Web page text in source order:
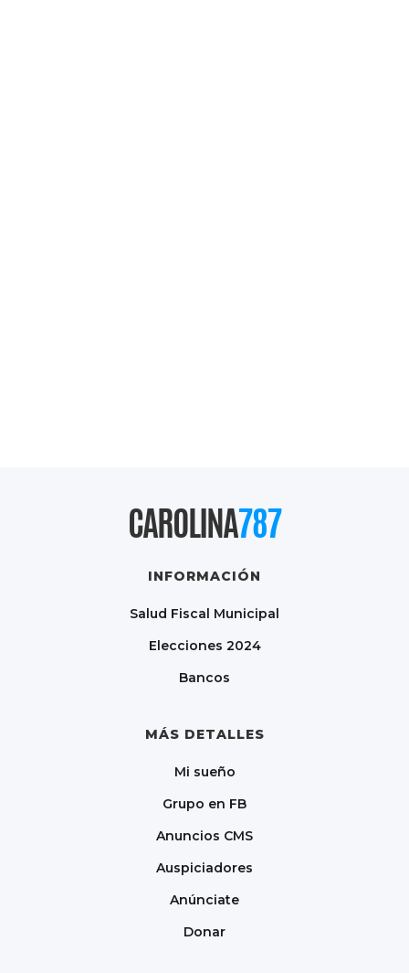
CAROLINA787
INFORMACIÓN
Salud Fiscal Municipal
Elecciones 2024
Bancos
MÁS DETALLES
Mi sueño
Grupo en FB
Anuncios CMS
Auspiciadores
Anúnciate
Donar